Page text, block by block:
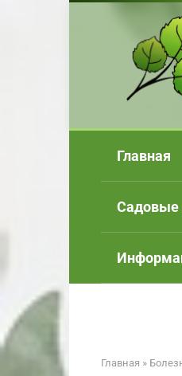
Главная
Садовые
Главная »